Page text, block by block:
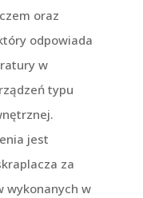
oraz
odpowiada
w
typu
jest
za
wykonanych w